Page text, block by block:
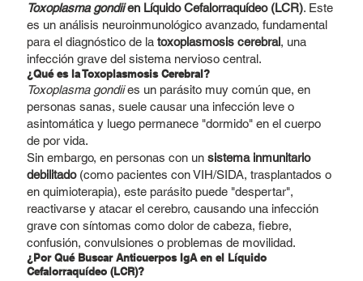
Toxoplasma gondiien Líquido Cefalorraquídeo (LCR). Este
es un análisis neuroinmunológico avanzado, fundamental
para el diagnóstico de la toxoplasmosis cerebral, una
infección grave del sistema nervioso central.
¿Qué es la Toxoplasmosis Cerebral?
Toxoplasma gondiies un parásito muy común que, en
personas sanas, suele causar una infección leve o
asintomática y luego permanece "dormido" en el cuerpo
de por vida.
Sin embargo, en personas con un sistema inmunitario
debilitado(como pacientes con VIH/SIDA, trasplantados o
en quimioterapia), este parásito puede "despertar",
reactivarse y atacar el cerebro, causando una infección
grave con síntomas como dolor de cabeza, fiebre,
confusión, convulsiones o problemas de movilidad.
¿Por Qué Buscar Anticuerpos IgA en el Líquido
Cefalorraquídeo (LCR)?